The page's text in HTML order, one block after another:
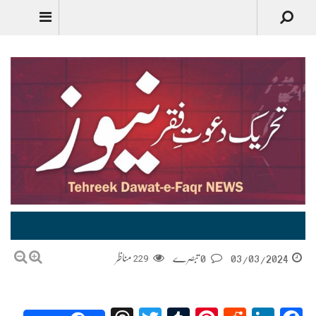
03/03/2024
229 مناظر